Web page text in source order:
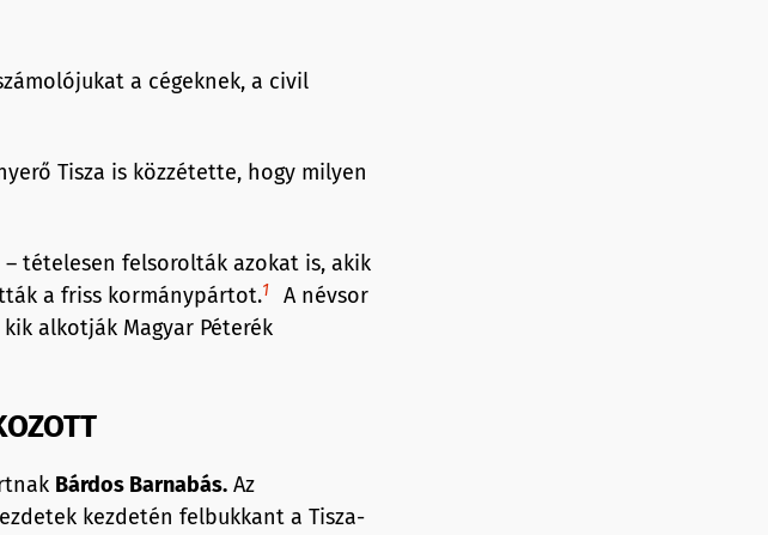
a cégeknek, a civil
Tisza is közzétette, hogy milyen
tételesen felsorolták azokat is, akik
a friss kormánypártot.1
A névsor
alkotják Magyar Péterék
Bárdos Barnabás.Az
kezdetén felbukkant a Tisza-